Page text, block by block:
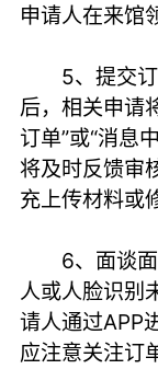
申请人在来馆
5、提交订
后，相关申请
订单”或“消息
将及时反馈审
充上传材料或
6、面谈面
人或人脸识别
请人通过APP
应注意关注订